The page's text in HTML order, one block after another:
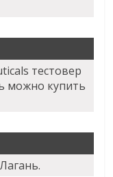
тестовер
можно купить